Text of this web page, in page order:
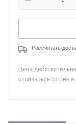
Рассчитать
Цена
отличаться от цен